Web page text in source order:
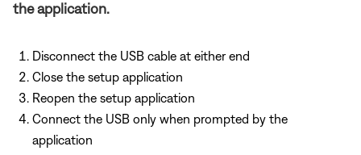
the application.
Disconnect the USB cable at either end
Close the setup application
Reopen the setup application
Connect the USB only when prompted by the
application